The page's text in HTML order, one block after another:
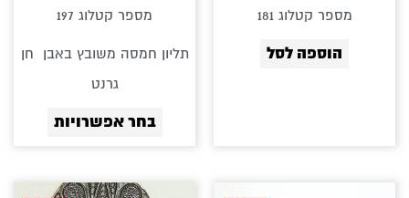
מספר קטלוג 181
הוספה לסל
מספר קטלוג 197
תליון חמסה משובץ באבן חן
גרנט
בחר אפשרויות
המוצר